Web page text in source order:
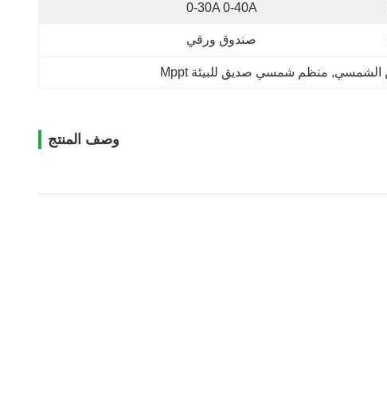
0-30A 0-40A
صندوق ورقي
, منظم شمسي صديق للبيئة Mppt
وصف المنتج